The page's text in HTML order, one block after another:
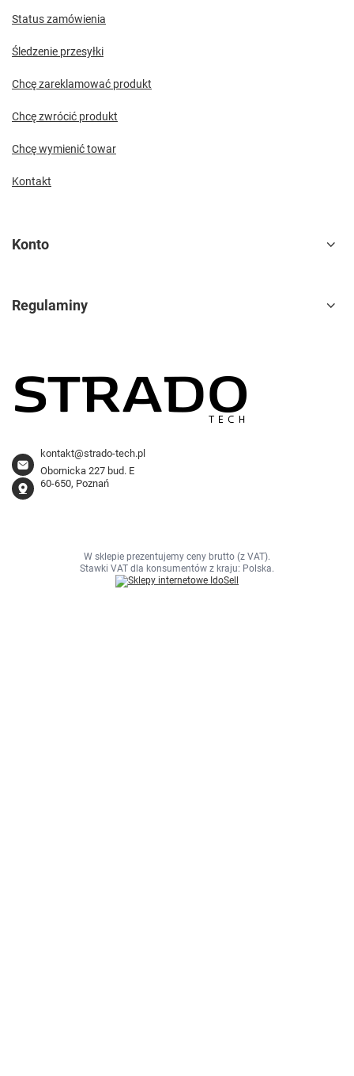
Status zamówienia
Śledzenie przesyłki
Chcę zareklamować produkt
Chcę zwrócić produkt
Chcę wymienić towar
Kontakt
Konto
Regulaminy
kontakt@strado-tech.pl
Obornicka 227 bud. E
60-650, Poznań
W sklepie prezentujemy ceny brutto (z VAT).
Stawki VAT dla konsumentów z kraju: Polska.